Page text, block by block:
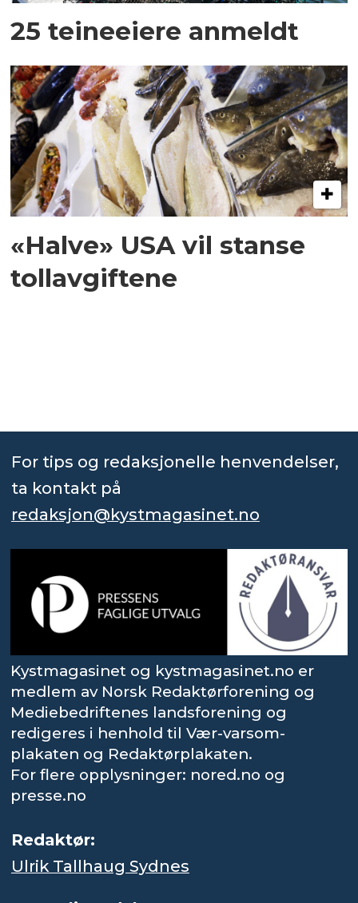
25 teineeiere anmeldt
«Halve» USA vil stanse
tollavgiftene
For tips og redaksjonelle henvendelser,
ta kontakt på
redaksjon@kystmagasinet.no
Kystmagasinet og kystmagasinet.no er
medlem av Norsk Redaktørforening og
Mediebedriftenes landsforening og
redigeres i henhold til Vær-varsom-
plakaten og Redaktørplakaten.
For flere opplysninger: nored.no og
presse.no
Redaktør:
Ulrik Tallhaug Sydnes